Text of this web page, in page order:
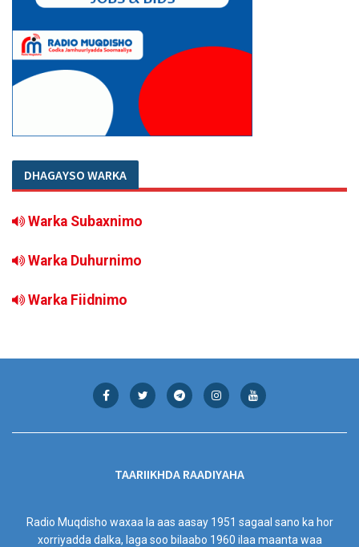
DHAGAYSO WARKA
Warka Subaxnimo
Warka Duhurnimo
Warka Fiidnimo
TAARIIKHDA RAADIYAHA
Radio Muqdisho waxaa la aas aasay 1951 sagaal sano ka hor
xorriyadda dalka, laga soo bilaabo 1960 ilaa maanta waa